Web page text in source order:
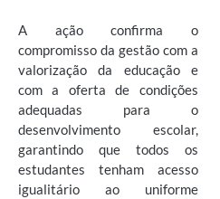
A ação confirma o
compromisso da gestão com a
valorização da educação e
com a oferta de condições
adequadas para o
desenvolvimento escolar,
garantindo que todos os
estudantes tenham acesso
igualitário ao uniforme